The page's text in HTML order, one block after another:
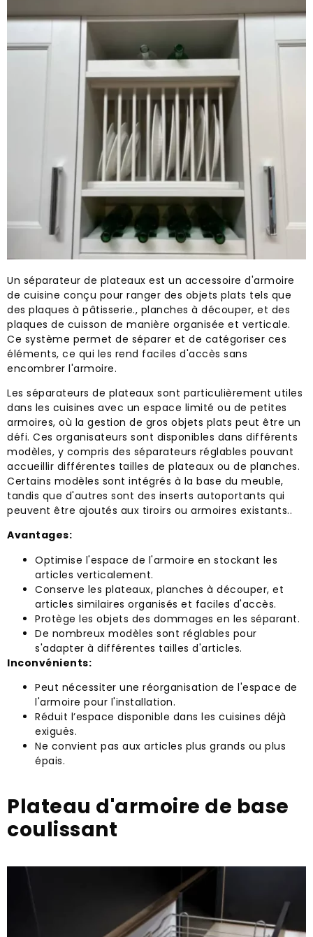
Un séparateur de plateaux est un accessoire d'armoire
de cuisine conçu pour ranger des objets plats tels que
des plaques à pâtisserie., planches à découper, et des
plaques de cuisson de manière organisée et verticale.
Ce système permet de séparer et de catégoriser ces
éléments, ce qui les rend faciles d'accès sans
encombrer l'armoire.
Les séparateurs de plateaux sont particulièrement utiles
dans les cuisines avec un espace limité ou de petites
armoires, où la gestion de gros objets plats peut être un
défi. Ces organisateurs sont disponibles dans différents
modèles, y compris des séparateurs réglables pouvant
accueillir différentes tailles de plateaux ou de planches.
Certains modèles sont intégrés à la base du meuble,
tandis que d'autres sont des inserts autoportants qui
peuvent être ajoutés aux tiroirs ou armoires existants..
Avantages:
Optimise l'espace de l'armoire en stockant les
articles verticalement.
Conserve les plateaux, planches à découper, et
articles similaires organisés et faciles d'accès.
Protège les objets des dommages en les séparant.
De nombreux modèles sont réglables pour
s'adapter à différentes tailles d'articles.
Inconvénients:
Peut nécessiter une réorganisation de l'espace de
l'armoire pour l'installation.
Réduit l’espace disponible dans les cuisines déjà
exiguës.
Ne convient pas aux articles plus grands ou plus
épais.
Plateau d'armoire de base
coulissant